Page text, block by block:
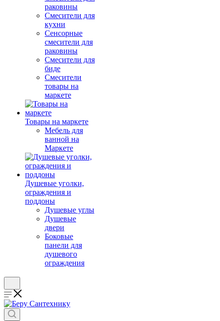
раковины
Смесители для
кухни
Сенсорные
смесители для
раковины
Смесители для
биде
Смесители
товары на
маркете
Товары на маркете
Мебель для
ванной на
Маркете
Душевые уголки,
ограждения и
поддоны
Душевые углы
Душевые
двери
Боковые
панели для
душевого
ограждения